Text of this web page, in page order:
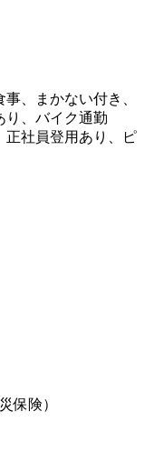
、まかない付き、
り、バイク通勤
正社員登用あり、ピ
保険）